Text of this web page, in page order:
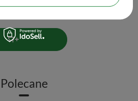
Polecane